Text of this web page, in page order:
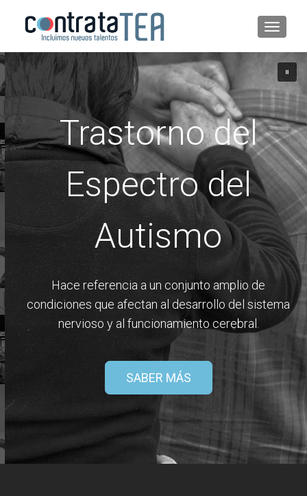
Trastorno del
Espectro del
Autismo
Hace referencia a un conjunto amplio de
condiciones que afectan al desarrollo del sistema
nervioso y al funcionamiento cerebral.
SABER MÁS